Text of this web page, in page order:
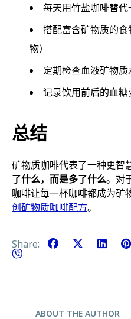
每天用竹盐咖啡替
搭配富含矿物质的
物）
定期检查血液矿物质
记录饮用前后的血
总结
矿物质咖啡代表了一种更
了什么，而是多了什么。对
咖啡让每一杯咖啡都成为矿
创矿物质咖啡配方。
Share:
ABOUT THE AUTHOR